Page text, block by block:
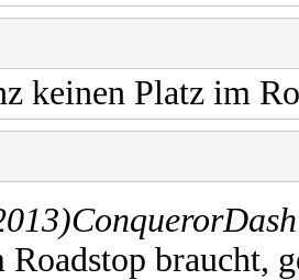
keinen Platz im
Roadstop braucht,